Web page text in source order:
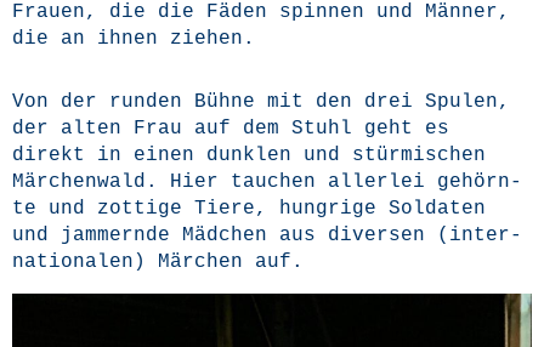
Frau­en, die die Fäden spin­nen und Män­ner,
die an ihnen ziehen.
Von der run­den Büh­ne mit den drei Spu­len,
der alten Frau auf dem Stuhl geht es
direkt in einen dunk­len und stür­mi­schen
Mär­chen­wald. Hier tau­chen aller­lei gehörn­
te und zot­ti­ge Tie­re, hung­ri­ge Sol­da­ten
und jam­mern­de Mäd­chen aus diver­sen (inter­
na­tio­na­len) Mär­chen auf.